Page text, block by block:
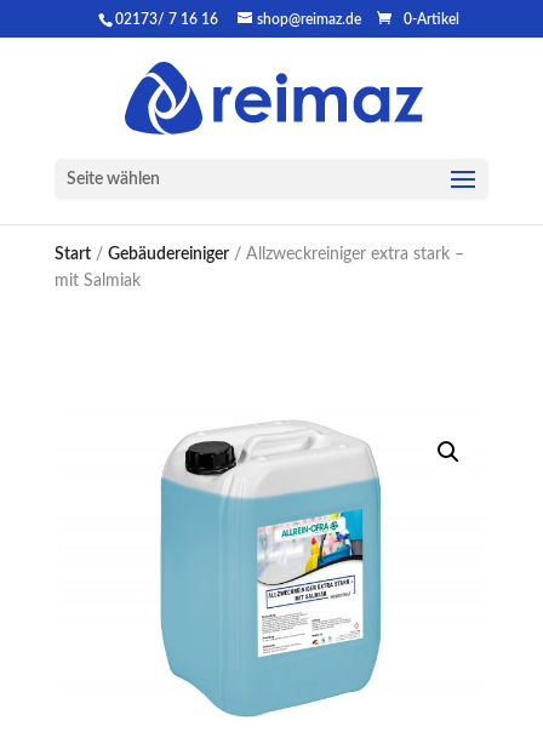
02173/ 7 16 16 shop@reimaz.de 0-Artikel
Seite wählen
Start/ Gebäudereiniger/ Allzweckreiniger extra stark –
mit Salmiak